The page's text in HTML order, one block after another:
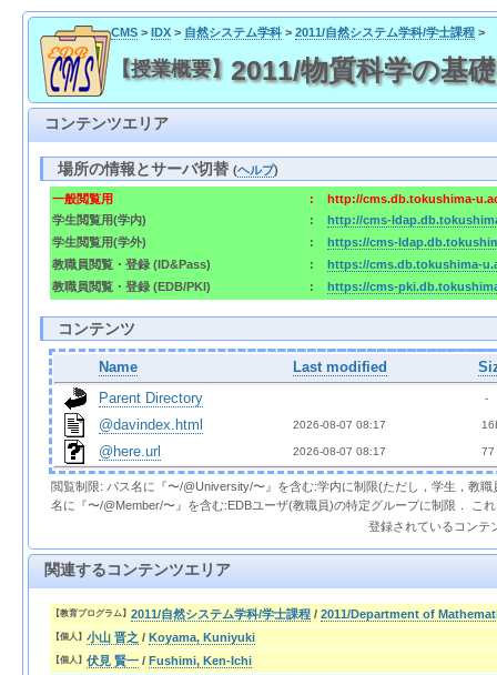
CMS> IDX> 自然システム学科> 2011/自然システム学科/学士課程>
【授業概要】 2011/物質科学の基
コンテンツエリア
場所の情報とサーバ切替(ヘルプ)
一般閲覧用 :
http://cms.db.tokushima-
学生閲覧用(学内)
:
http://cms-
学生閲覧用(学外)
:
https://cms-
教職員閲覧・登録 (ID&Pass)
:
https://cms.db.tokushima-
教職員閲覧・登録 (EDB/PKI)
: https://cms-
コンテンツ
Name Last modified
Parent Directory
  -
@davindex.html 2026-08-07 08:17
@here.url 2026-08-07 08:17 77
閲覧制限: パス名に『〜/@University/〜』を含む:学内に制限(ただし，学生，教
名に『〜/@Member/〜』を含む:EDBユーザ(教職員)の特定グループに制限． こ
登録されているコンテ
関連するコンテンツエリア
【教育プログラム】 2011/自然システム学科/学士課程 / 2011/Department of
【個人】 小山 晋之 / Koyama, Kuniyuki
【個人】 伏見 賢一 / Fushimi, Ken-Ichi